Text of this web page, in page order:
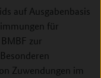
auf Ausgabenbasis
für
zur
Zuwendungen im